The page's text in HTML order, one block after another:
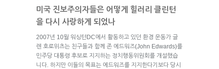
미국 진보주의자들은 어떻게 힐러리 클린턴
을 다시 사랑하게 되었나
2007년 10월 워싱턴DC에서 활동하고 있던 환경 운동가 글
렌 호로위츠는 친구들과 함께 존 에드워즈(John Edwards)를
민주당 대통령 후보로 지지하는 정치행동위원회를 개설했습
니다. 하지만 이들의 목표는 에드워즈를 지지한다기보다 당시